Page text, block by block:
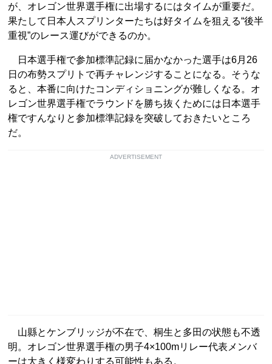
が、オレゴン世界選手権に出場するにはタイムが重要だ。
果たして日本人スプリンターたちは好タイムを狙える“後半
重視”のレース運びができるのか。
日本選手権で参加標準記録に届かなかった選手は6月26
日の布勢スプリトで再チャレンジすることになる。そうな
ると、本番に向けたコンディショニングが難しくなる。オ
レゴン世界選手権でラウンドを勝ち抜くためには日本選手
権ですんなりと参加標準記録を突破しておきたいところ
だ。
ADVERTISEMENT
山縣とケンブリッジが不在で、桐生と多田の状態も不透
明。オレゴン世界選手権の男子4×100mリレー代表メンバ
ーは大きく様変わりする可能性もある。